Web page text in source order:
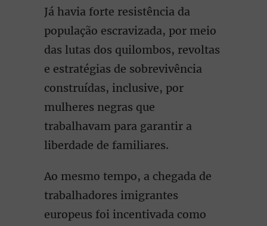
Já havia forte resistência da
população escravizada, por meio
das lutas dos quilombos, revoltas
e estratégias de sobrevivência
construídas, inclusive, por
mulheres negras que
trabalhavam para garantir a
liberdade de familiares.
Ao mesmo tempo, a chegada de
trabalhadores imigrantes
europeus foi incentivada como